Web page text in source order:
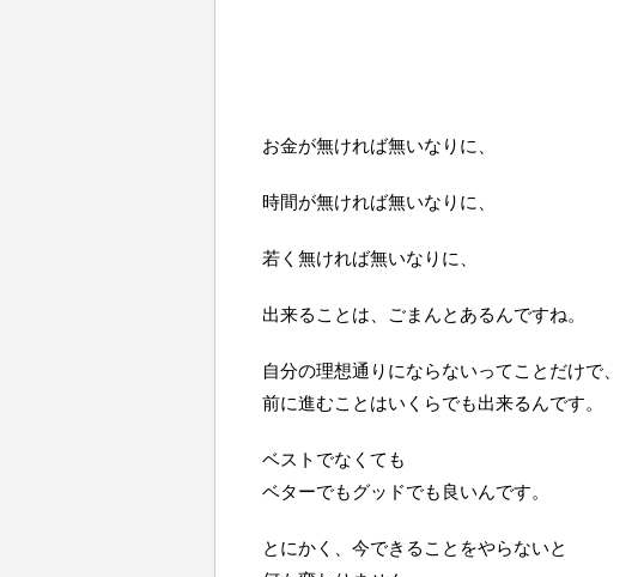
お金が無ければ無いなりに、
時間が無ければ無いなりに、
若く無ければ無いなりに、
出来ることは、ごまんとあるんですね。
自分の理想通りにならないってことだけで、
前に進むことはいくらでも出来るんです。
ベストでなくても
ベターでもグッドでも良いんです。
とにかく、今できることをやらないと